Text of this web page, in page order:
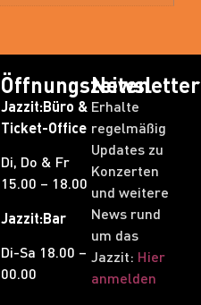
Öffnungszeiten
Jazzit:Büro &
Ticket-Office
Di, Do & Fr
15.00 – 18.00
Jazzit:Bar
Di-Sa 18.00 –
00.00
Newsletter
Erhalte
regelmäßig
Updates zu
Konzerten
und weitere
News rund
um das
Jazzit: Hier
anmelden